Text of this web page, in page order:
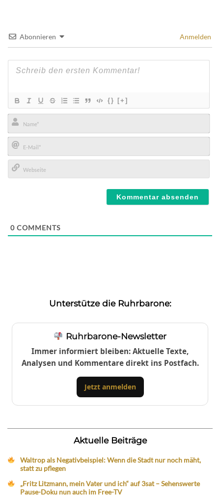
Abonnieren Anmelden
{} [+]
Name*
E-
Mail*
0 COMMENTS
Unterstütze die Ruhrbarone:
Ruhrbarone-Newsletter
Immer informiert bleiben: Aktuelle Texte,
Analysen und Kommentare direkt ins Postfach.
Jetzt anmelden
Aktuelle Beiträge
Waltrop als Negativbeispiel: Wenn die Stadt nur noch mäht,
statt zu pflegen
„Fritz Litzmann, mein Vater und ich“ auf 3sat – Sehenswerte
Pause-Doku nun auch im Free-TV